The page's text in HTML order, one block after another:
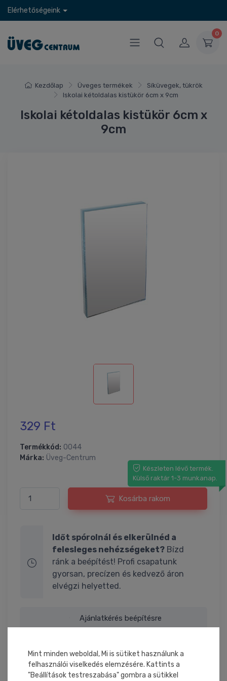
Elérhetőségeink
0
Kezdőlap Üveges termékek
Síküvegek, tükrök
Iskolai kétoldalas kistükör 6cm x 9cm
Iskolai kétoldalas kistükör 6cm x
9cm
329 Ft
Termékkód: 0044
Márka: Üveg-Centrum
Készleten lévő termék.
Külső raktár 1-3 munkanap.
Kosárba rakom
Időt spórolnál és elkerülnéd a
felesleges nehézségeket? Bízd
ránk a beépítést! Profi csapatunk
gyorsan, precízen és kedvező áron
elvégzi helyetted.
Ajánlatkérés beépítésre
Termékinformáció
Mint minden weboldal, Mi is sütiket használunk a
felhasználói viselkedés elemzésére. Kattints a
"Beállítások testreszabása" gombra a sütikkel